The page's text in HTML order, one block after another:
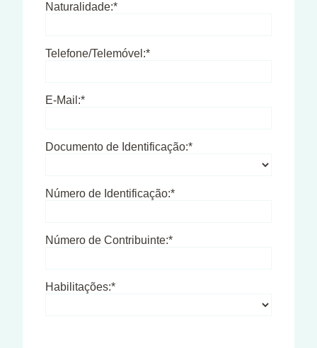
Naturalidade:*
Telefone/Telemóvel:*
E-Mail:*
Documento de Identificação:*
Número de Identificação:*
Número de Contribuinte:*
Habilitações:*